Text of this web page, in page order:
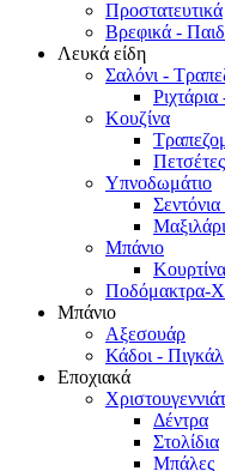
Προστατευτικά
Βρεφικά -
Λευκά είδη
Σαλόνι -
Κουζίνα
Υπνοδωμάτιο
Μπάνιο
Ποδόμακτρα-
Μπάνιο
Αξεσουάρ
Κάδοι - Πιγκάλ
Εποχιακά
Δέντρα
Στολίδια
Μπάλες